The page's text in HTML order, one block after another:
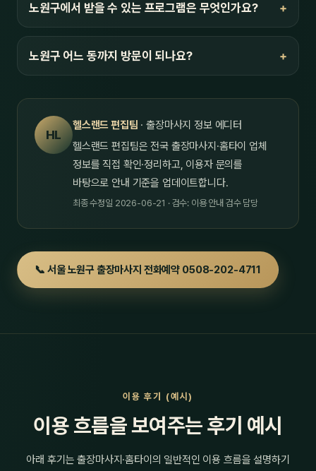
노원구에서 받을 수 있는 프로그램은 무엇인가요?
노원구 어느 동까지 방문이 되나요?
HL
헬스랜드 편집팀 · 출장마사지 정보 에디터
헬스랜드 편집팀은 전국 출장마사지·홈타이 업체
정보를 직접 확인·정리하고, 이용자 문의를
바탕으로 안내 기준을 업데이트합니다.
최종 수정일 2026-06-21 · 검수: 이용 안내 검수 담당
📞 서울 노원구 출장마사지 전화예약 0508-202-4711
이용 후기 (예시)
이용 흐름을 보여주는 후기 예시
아래 후기는 출장마사지·홈타이의 일반적인 이용 흐름을 설명하기